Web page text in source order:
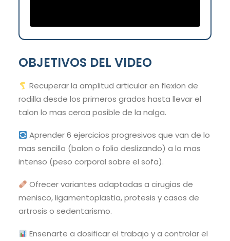
OBJETIVOS DEL VIDEO
Recuperar la amplitud articular en flexion de
rodilla desde los primeros grados hasta llevar el
talon lo mas cerca posible de la nalga.
Aprender 6 ejercicios progresivos que van de lo
mas sencillo (balon o folio deslizando) a lo mas
intenso (peso corporal sobre el sofa).
Ofrecer variantes adaptadas a cirugias de
menisco, ligamentoplastia, protesis y casos de
artrosis o sedentarismo.
Ensenarte a dosificar el trabajo y a controlar el